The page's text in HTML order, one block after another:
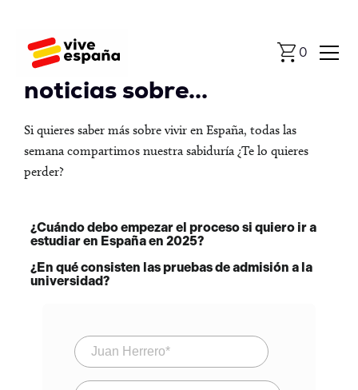
0
Newsletter con las últimas
noticias sobre...
Si quieres saber más sobre vivir en España, todas las
semana compartimos nuestra sabiduría ¿Te lo quieres
perder?
¿Cuándo debo empezar el proceso si quiero ir a
estudiar en España en 2025?
¿En qué consisten las pruebas de admisión a la
universidad?